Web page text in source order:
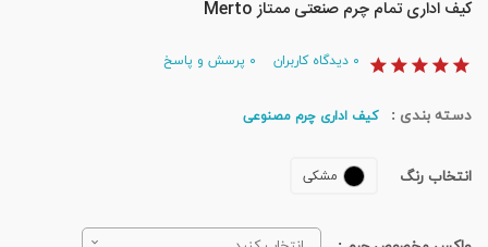
کیف اداری تمام چرم صنعتی ممتاز Merto
دیدگاه کاربران پرسش و پاسخ
دسته بندی : کیف اداری چرم مصنوعی
انتخاب رنگ مشکی